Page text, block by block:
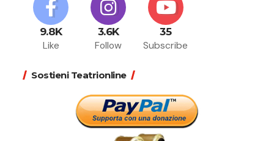
9.8K
Like
3.6K
Follow
35
Subscribe
Sostieni Teatrionline